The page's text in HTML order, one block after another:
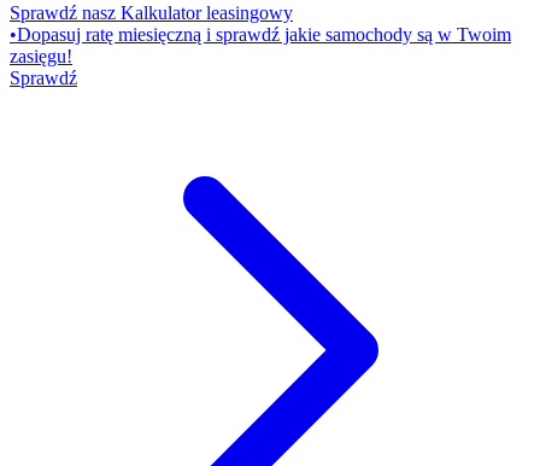
Sprawdź nasz Kalkulator leasingowy
•Dopasuj ratę miesięczną i sprawdź jakie samochody są w Twoim
zasięgu!
Sprawdź